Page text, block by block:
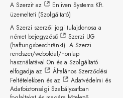
A Szerzit az
Enliven Systems Kft.
üzemelteti (Szolgáltató)
A Szerzi szerzői jogi tulajdonosa a
német bejegyzésű
Szerzi UG
(haftungsbeschränkt). A Szerzi
rendszer/weboldal/honlap
használatával Ön és a Szolgáltató
elfogadja az
Általános Szerződési
Feltételekben és az
Adatvédelmi és
Adatbiztonsági Szabályzatban